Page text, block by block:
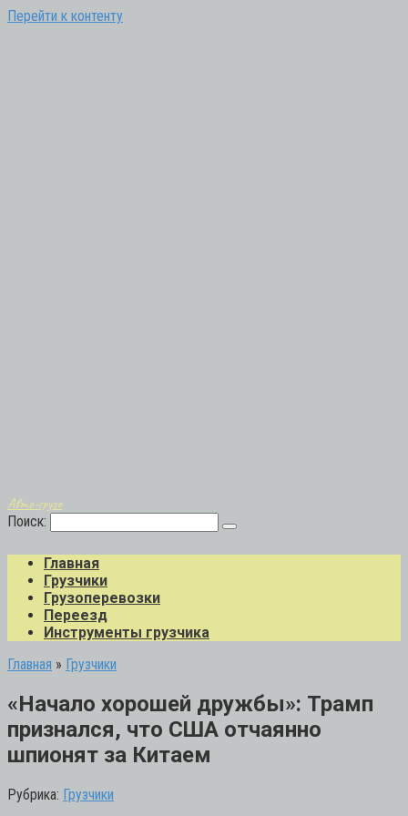
Перейти к контенту
Авто-грузо
Поиск:
Главная
Грузчики
Грузоперевозки
Переезд
Инструменты грузчика
Главная » Грузчики
«Начало хорошей дружбы»: Трамп
признался, что США отчаянно
шпионят за Китаем
Рубрика: Грузчики